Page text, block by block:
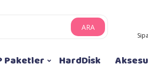
ARA
Paketler HardDisk